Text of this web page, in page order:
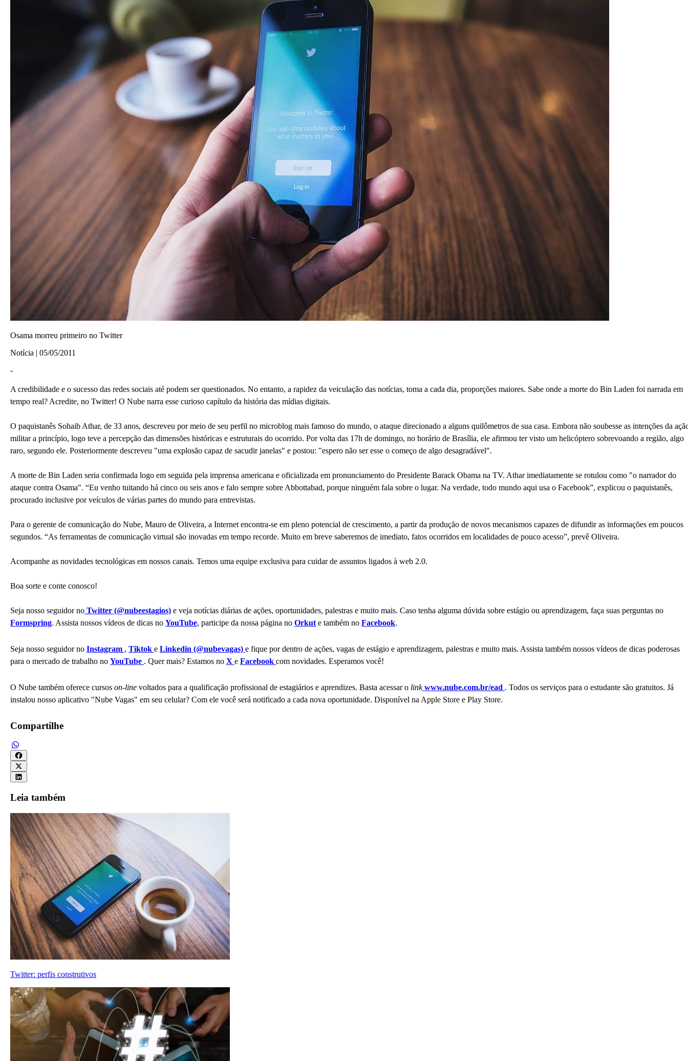
Osama morreu primeiro no Twitter
Notícia | 05/05/2011
-
A credibilidade e o sucesso das redes sociais até podem ser questionados. No entanto, a rapidez da veiculação das notícias, toma a cada dia, proporções maiores. Sabe onde a morte do Bin Laden foi narrada em
tempo real? Acredite, no Twitter! O Nube narra esse curioso capítulo da história das mídias digitais.
O paquistanês Sohaib Athar, de 33 anos, descreveu por meio de seu perfil no microblog mais famoso do mundo, o ataque direcionado a alguns quilômetros de sua casa. Embora não soubesse as intenções da
militar a princípio, logo teve a percepção das dimensões históricas e estruturais do ocorrido. Por volta das 17h de domingo, no horário de Brasília, ele afirmou ter visto um helicóptero sobrevoando a região, algo
raro, segundo ele. Posteriormente descreveu "uma explosão capaz de sacudir janelas" e postou: "espero não ser esse o começo de algo desagradável".
A morte de Bin Laden seria confirmada logo em seguida pela imprensa americana e oficializada em pronunciamento do Presidente Barack Obama na TV. Athar imediatamente se rotulou como "o narrador do
ataque contra Osama". “Eu venho tuitando há cinco ou seis anos e falo sempre sobre Abbottabad, porque ninguém fala sobre o lugar. Na verdade, todo mundo aqui usa o Facebook”, explicou o paquistanês,
procurado inclusive por veículos de várias partes do mundo para entrevistas.
Para o gerente de comunicação do Nube, Mauro de Oliveira, a Internet encontra-se em pleno potencial de crescimento, a partir da produção de novos mecanismos capazes de difundir as informações em poucos
segundos. “As ferramentas de comunicação virtual são inovadas em tempo recorde. Muito em breve saberemos de imediato, fatos ocorridos em localidades de pouco acesso”, prevê Oliveira.
Acompanhe as novidades tecnológicas em nossos canais. Temos uma equipe exclusiva para cuidar de assuntos ligados à web 2.0.
Boa sorte e conte conosco!
Seja nosso seguidor no Twitter (@nubeestagios) e veja notícias diárias de ações, oportunidades, palestras e muito mais. Caso tenha alguma dúvida sobre estágio ou aprendizagem, faça suas perguntas no
Formspring. Assista nossos vídeos de dicas no YouTube, participe da nossa página no Orkut e também no Facebook.
Seja nosso seguidor no Instagram , Tiktok e Linkedin (@nubevagas) e fique por dentro de ações, vagas de estágio e aprendizagem, palestras e muito mais. Assista também nossos vídeos de dicas poderosas
para o mercado de trabalho no YouTube . Quer mais? Estamos no X e Facebook com novidades. Esperamos você!
O Nube também oferece cursos on-line voltados para a qualificação profissional de estagiários e aprendizes. Basta acessar o linkwww.nube.com.br/ead . Todos os serviços para o estudante são gratuitos. Já
instalou nosso aplicativo "Nube Vagas" em seu celular? Com ele você será notificado a cada nova oportunidade. Disponível na Apple Store e Play Store.
Compartilhe
Leia também
Twitter: perfis construtivos